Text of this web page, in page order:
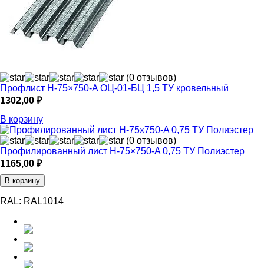
(0 отзывов)
Профлист Н-75×750-A ОЦ-01-БЦ 1,5 ТУ кровельный
1302,00 ₽
В корзину
(0 отзывов)
Профилированный лист Н-75×750-A 0,75 ТУ Полиэстер
1165,00 ₽
В корзину
RAL: RAL1014